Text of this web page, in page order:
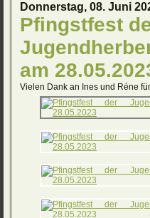
Donnerstag, 08. Juni
Pfingstfest
am
Vielen Dank an Ines und Réne